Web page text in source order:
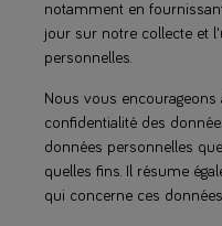
notamment en
jour sur notre collecte et
personnelles.
Nous vous
confidentialité des
données personnelles
quelles fins. Il résume
qui concerne ces